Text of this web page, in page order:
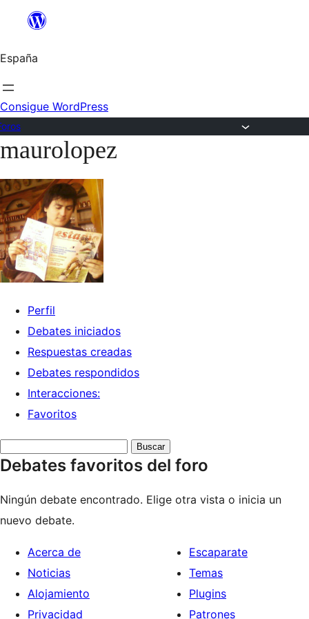
Saltar
contenido
España
Consigue WordPress
Saltar
contenido
maurolopez
Perfil
Debates iniciados
Respuestas creadas
Debates respondidos
Interacciones:
Favoritos
debates:
Debates favoritos del foro
Ningún debate encontrado. Elige otra vista o inicia un
nuevo debate.
Acerca de
Noticias
Alojamiento
Privacidad
Escaparate
Temas
Plugins
Patrones